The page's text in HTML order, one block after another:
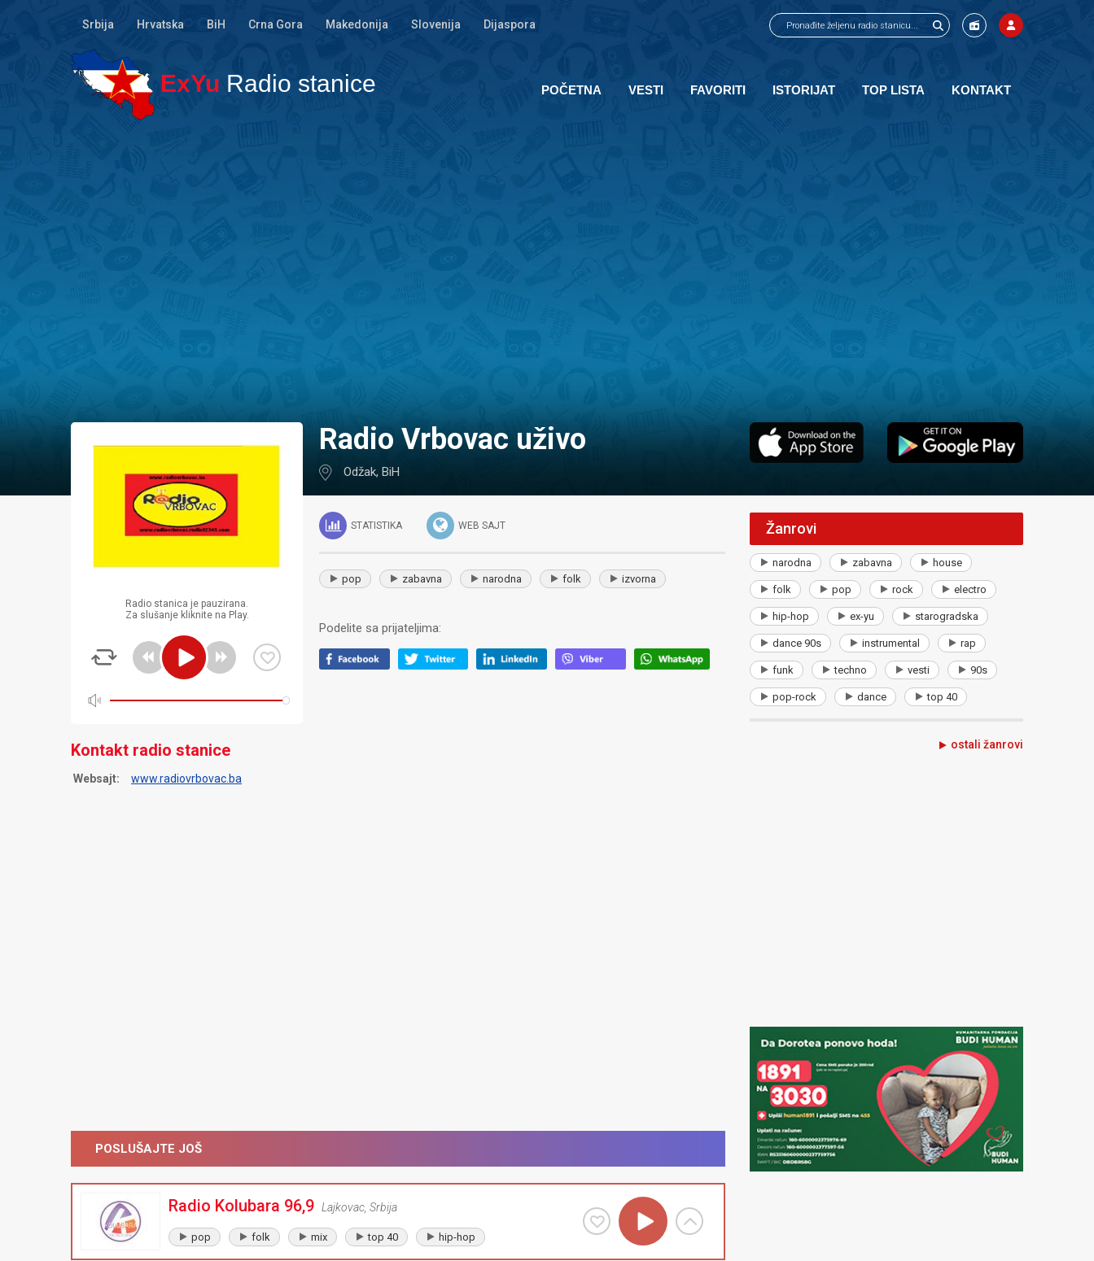
Srbija Hrvatska BiH Crna Gora Makedonija Slovenija Dijaspora
ExYu Radio stanice POČETNA VESTI FAVORITI ISTORIJAT TOP LISTA KONTAKT
Radio stanica je pauzirana.
Za slušanje kliknite na Play.
Radio Vrbovac uživo
Odžak, BiH
STATISTIKA WEB SAJT
pop zabavna narodna folk izvorna
Podelite sa prijateljima:
Kontakt radio stanice
Websajt: www.radiovrbovac.ba
POSLUŠAJTE JOŠ
Radio Kolubara 96,9 Lajkovac Srbija
pop folk mix top 40 hip-hop
Žanrovi
narodna zabavna house
folk pop rock electro
hip-hop ex-yu starogradska
dance 90s instrumental rap
funk techno vesti 90s
pop-rock dance top 40
ostali žanrovi